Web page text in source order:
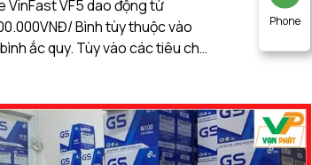
Phone
VinFast VF5 dao động từ
Bình tùy thuộc vào
ắc quy. Tùy vào các tiêu chí
ắc quy xe VinFast VF5.
phối của nhiều thương hiệu
tại khu vực TP. Hồ Chí Minh
Giá bình ắc
từ
vào thương